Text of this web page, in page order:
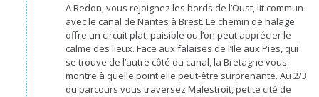
A Redon, vous rejoignez les bords de l’Oust, lit commun
avec le canal de Nantes à Brest. Le chemin de halage
offre un circuit plat, paisible ou l’on peut apprécier le
calme des lieux. Face aux falaises de l’Ile aux Pies, qui
se trouve de l’autre côté du canal, la Bretagne vous
montre à quelle point elle peut-être surprenante. Au 2/3
du parcours vous traversez Malestroit, petite cité de